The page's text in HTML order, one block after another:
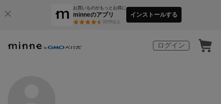
お買いものがもっとお得に
minneのアプリ
3万件以上
インストールする
ログイン